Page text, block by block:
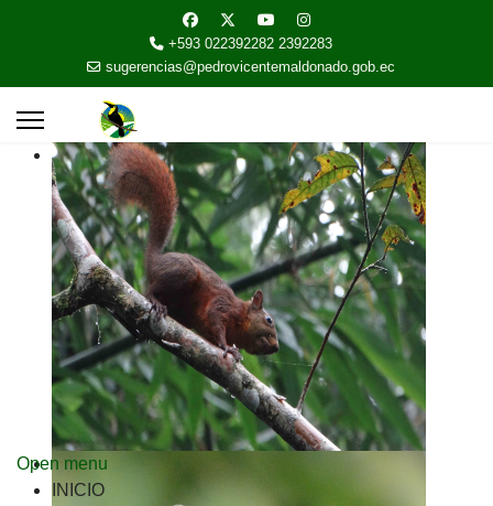
+593 022392282 2392283
sugerencias@pedrovicentemaldonado.gob.ec
Open menu
INICIO